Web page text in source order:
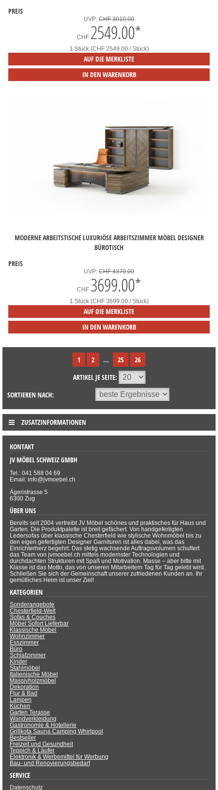
PREIS
UVP: CHF 3010.00
CHF 2549.00*
1 Stück (CHF 2549.00 / Stück)
AUF DIE MERKLISTE
IN DEN WARENKORB
MODERNE ARBEITSTISCHE LUXURIÖSE ARBEITSZIMMER MÖBEL DESIGNER
BÜROTISCH
PREIS
UVP: CHF 4370.00
CHF 3699.00*
1 Stück (CHF 3699.00 / Stück)
AUF DIE MERKLISTE
IN DEN WARENKORB
1 2 ... 25
26
ARTIKEL JE SEITE:
SORTIEREN NACH:
ZUSATZINFORMATIONEN
KONTAKT
JV MÖBEL SCHWEIZ GMBH
Tel.: 041 588 04 69
Email: info@jvmoebel.ch
Ägeristrasse 5
6300 Zug
ÜBER UNS
Bereits seit 2004 vertreibt JV Möbel schönes und praktisches für Haus und
Garten. Die Produktpalette ist breit gefächert. Von handgefertigten
Ledersofas über klassische Chesterfield wie stylische Wohnmöbel bis zu
den eigen gefertigten Designer Garnituren ist alles dabei, was das
Einrichterherz begehrt. Das stetig wachsende Auftragsvolumen schultert
das Team von jvmoebel.ch mittels modernster Technologien und
durchdachten Strukturen mit Spaß und Motivation. Masse – aber bitte mit
Klasse ist das Motto, das von unseren Mitarbeitern Tag für Tag gelebt wird.
Schließen Sie sich der Gemeinschaft unserer zufriedenen Kunden an. Ihr
gemütliches Heim ist unser Ziel!
KATEGORIEN
Sonderangebote
Chesterfield-Welt
Sofas & Couches
Möbel Sofort Lieferbar
Klassische Möbel
Wohnzimmer
Esszimmer
Büro
Schlafzimmer
Kinder
Stahlmöbel
Italienische Möbel
Massivholzmöbel
Dekoration
Flur & Bad
Lampen
Küchen
Garten Terasse
Wandverkleidung
Gastronomie & Hotellerie
Grillkota Sauna Camping Whirlpool
Bestseller
Freizeit und Gesundheit
Teppich & Läufer
Elektronik & Werbemittel für Werbung
Bau- und Renovierungsbedarf
SERVICE
Datenschutz